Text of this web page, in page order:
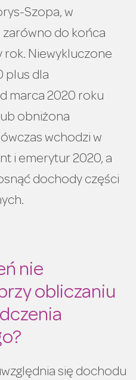
Szopa, w
zarówno do końca
rok. Niewykluczone
plus dla
marca 2020 roku
obniżona
wchodzi w
i emerytur 2020, a
dochody części
nie
obliczaniu
się dochodu